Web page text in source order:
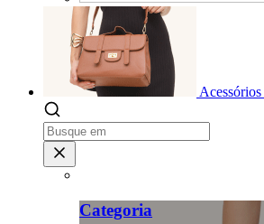
Acessórios
Categoria